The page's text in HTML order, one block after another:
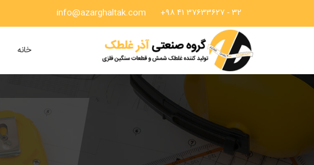
۳۲ - ۳۷۶۳۳۶۲۷ ۴۱ ۹۸+ info@azarghaltak.com
خانه